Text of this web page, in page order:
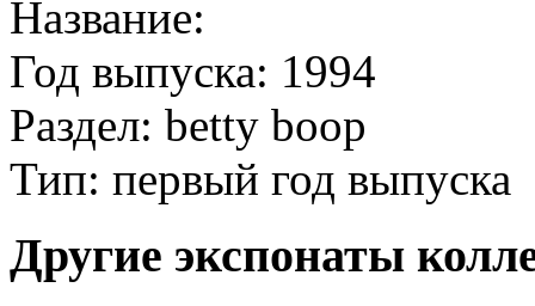
Название:
Год выпуска: 1994
Раздел: betty boop
Тип: первый год выпуска
Другие экспонаты